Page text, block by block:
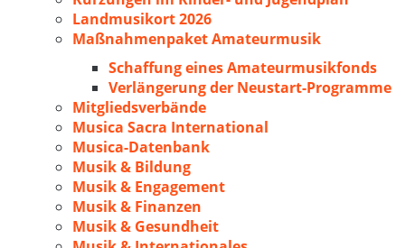
Landmusikort 2026
Maßnahmenpaket Amateurmusik
Schaffung eines Amateurmusikfonds
Verlängerung der Neustart-Programme
Mitgliedsverbände
Musica Sacra International
Musica-Datenbank
Musik & Bildung
Musik & Engagement
Musik & Finanzen
Musik & Gesundheit